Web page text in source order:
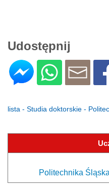
Udostępnij
lista - Studia doktorskie -
Politechnika